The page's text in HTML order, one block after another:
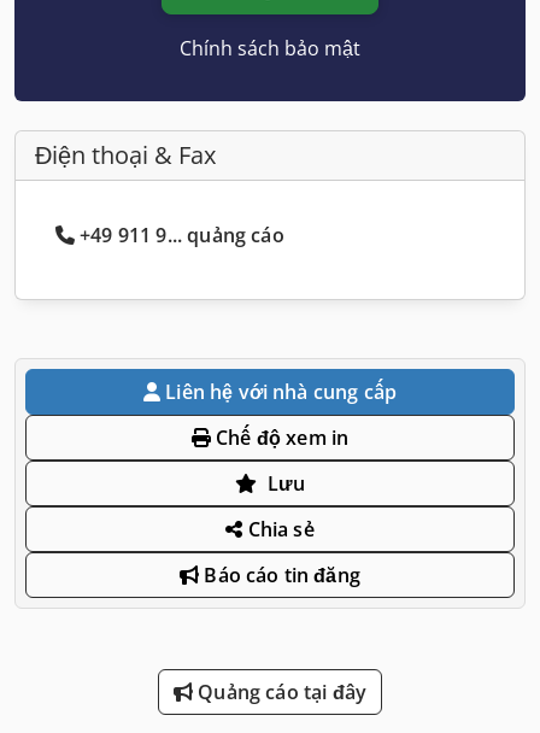
Chính sách bảo mật
Điện thoại & Fax
+49 911 9... quảng cáo
Liên hệ với nhà cung cấp
Chế độ xem in
Lưu
Chia sẻ
Báo cáo tin đăng
Quảng cáo tại đây